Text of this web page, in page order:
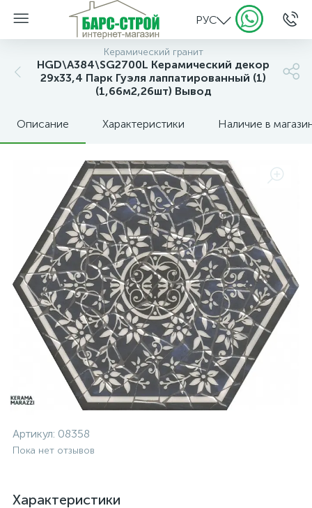
РУС
Керамический гранит
HGD\A384\SG2700L Керамический декор
29х33,4 Парк Гуэля лаппатированный (1)
(1,66м2,26шт) Вывод
Описание Характеристики Наличие в
Артикул: 08358
Пока нет отзывов
Характеристики